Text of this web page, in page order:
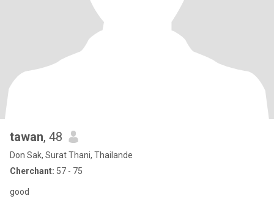
tawan, 48
Don Sak, Surat Thani, Thailande
Cherchant: 57 - 75
good